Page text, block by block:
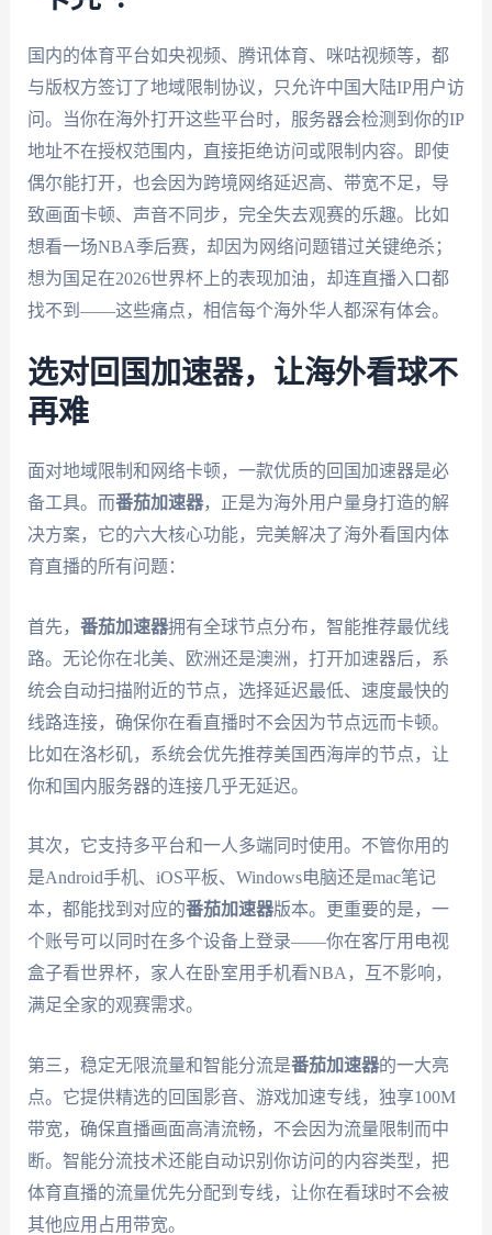
国内的体育平台如央视频、腾讯体育、咪咕视频等，都
与版权方签订了地域限制协议，只允许中国大陆IP用户访
问。当你在海外打开这些平台时，服务器会检测到你的IP
地址不在授权范围内，直接拒绝访问或限制内容。即使
偶尔能打开，也会因为跨境网络延迟高、带宽不足，导
致画面卡顿、声音不同步，完全失去观赛的乐趣。比如
想看一场NBA季后赛，却因为网络问题错过关键绝杀；
想为国足在2026世界杯上的表现加油，却连直播入口都
找不到——这些痛点，相信每个海外华人都深有体会。
选对回国加速器，让海外看球不
再难
面对地域限制和网络卡顿，一款优质的回国加速器是必
备工具。而番茄加速器，正是为海外用户量身打造的解
决方案，它的六大核心功能，完美解决了海外看国内体
育直播的所有问题：
首先， 番茄加速器拥有全球节点分布，智能推荐最优线
路。无论你在北美、欧洲还是澳洲，打开加速器后，系
统会自动扫描附近的节点，选择延迟最低、速度最快的
线路连接，确保你在看直播时不会因为节点远而卡顿。
比如在洛杉矶，系统会优先推荐美国西海岸的节点，让
你和国内服务器的连接几乎无延迟。
其次，它支持多平台和一人多端同时使用。不管你用的
是Android手机、iOS平板、Windows电脑还是mac笔记
本，都能找到对应的番茄加速器版本。更重要的是，一
个账号可以同时在多个设备上登录——你在客厅用电视
盒子看世界杯，家人在卧室用手机看NBA，互不影响，
满足全家的观赛需求。
第三，稳定无限流量和智能分流是番茄加速器的一大亮
点。它提供精选的回国影音、游戏加速专线，独享100M
带宽，确保直播画面高清流畅，不会因为流量限制而中
断。智能分流技术还能自动识别你访问的内容类型，把
体育直播的流量优先分配到专线，让你在看球时不会被
其他应用占用带宽。